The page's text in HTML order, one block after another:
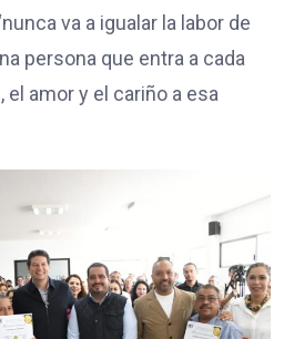
va a igualar la labor de
persona que entra a cada
el amor y el cariño a esa